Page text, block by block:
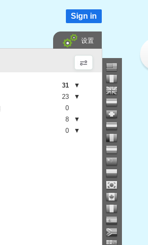
Sign in
设置
31
▼
23
▼
0
8
▼
0 ▼